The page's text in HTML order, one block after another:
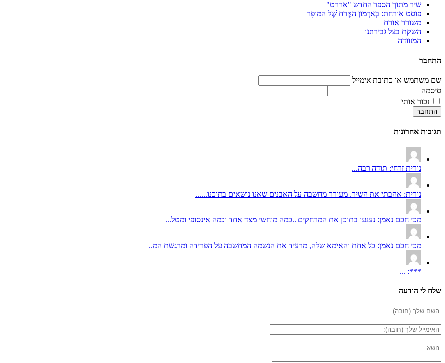
שיר מתוך הספר החדש "אררט"
פוסט אורחת: בְּאַרְמוֹן הַקֶּרַח שֶׁל הַמּוּפָר
משורר אורח
השקת בצל גבירתנו
המזוודה
התחבר
שם משתמש או כתובת אימייל
סיסמה
זכור אותי
התחבר
תגובות אחרונות
נורית זרחי: תודה רבה...
נורית: אהבתי את השיר. מעורר מחשבה על האבנים שאנו נושאים בתוכנו......
מכי חכם נאמן: נענעו בתוכן את המרחקים...כמה מוחשי מצד אחד וכמה אינסופי ומטל...
מכי חכם נאמן: כל אחת והאימא שלה, מרעיד את הנשמה המחשבה על הפרידה ומרגשת המ...
***: ...
שלח לי הודעה